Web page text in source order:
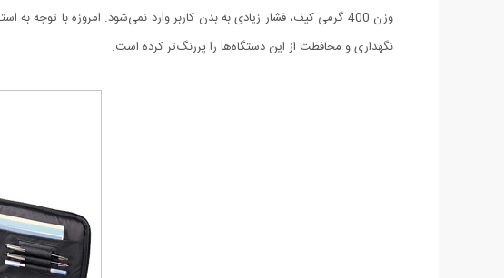
وزن 400 گرمی کیف، فشار زیادی به بدن کاربر وارد نمی‌شود. امروزه با
نگهداری و محافظت از این دستگاه‌ها را پررنگ‌تر کرده است.